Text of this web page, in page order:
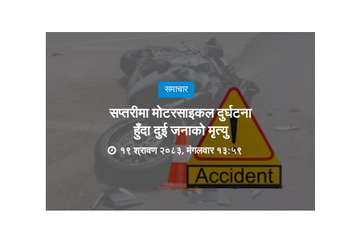
समाचार
सप्तरीमा मोटरसाइकल दुर्घटना
हुँदा दुई जनाको मृत्यु
१९ श्रावण २०८३, मंगलवार १३:५९